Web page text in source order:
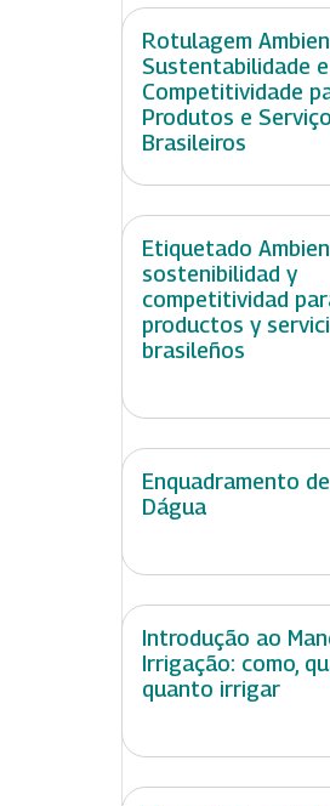
Rotulagem
Sustentabilidade e
Competitividade
Produtos e
Brasileiros
Etiquetado
sostenibilidad y
competitividad
productos y
brasileños
Enquadramento
Dágua
Introdução ao
Irrigação: como,
quanto irrigar